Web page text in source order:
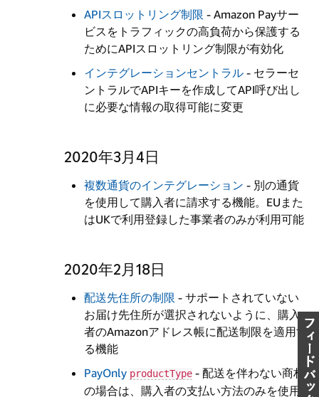
APIスロットリング制限 - Amazon Payサー
ビスをトラフィックの高負荷から保護する
ためにAPIスロットリング制限が有効化
インテグレーションセントラル - セラーセ
ントラルでAPIキーを作成してAPI呼び出し
に必要な情報の取得可能に変更
2020年3月4日
複数通貨のインテグレーション - 別の通貨
を使用して購入者に請求する機能。EUまた
はUKで利用登録した事業者のみが利用可能
2020年2月18日
配送先住所の制限 - サポートされていない
お届け先住所が選択されないように、購入
者のAmazonアドレス帳に配送制限を適用す
る機能
PayOnly productType - 配送を伴わない商材
の場合は、購入者の支払い方法のみを使用